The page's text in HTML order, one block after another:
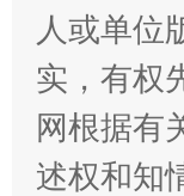
人或单位
实，有权
网根据有
述权和知